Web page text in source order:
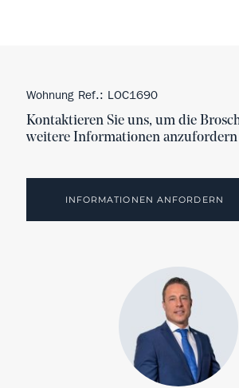
Wohnung Ref.: LOC1690
Kontaktieren Sie uns, um die
weitere Informationen anzufordern
INFORMATIONEN ANFORDERN